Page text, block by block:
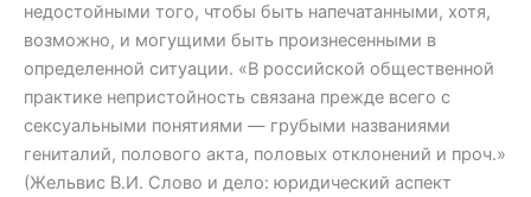
недостойными того, чтобы быть напечатанными, хотя,
возможно, и могущими быть произнесенными в
определенной ситуации. «В российской общественной
практике непристойность связана прежде всего с
сексуальными понятиями — грубыми названиями
гениталий, полового акта, половых отклонений и проч.»
(Жельвис В.И. Слово и дело: юридический аспект